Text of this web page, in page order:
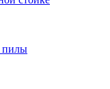
пилы